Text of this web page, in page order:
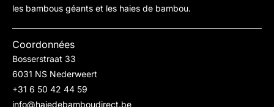
les bambous géants et les haies de bambou.
Coordonnées
Bosserstraat 33
6031 NS Nederweert
+31 6 50 42 44 59
info@haiedebamboudirect.be